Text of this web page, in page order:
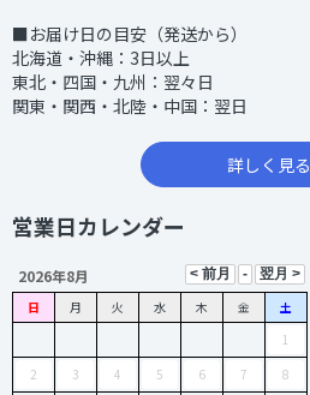
■お届け日の目安（発送から）
北海道・沖縄：3日以上
東北・四国・九州：翌々日
関東・関西・北陸・中国：翌日
詳しく見る
営業日カレンダー
2026年8月
日 月 火 水 木 金
土
1
2
3 4 5 6 7 8